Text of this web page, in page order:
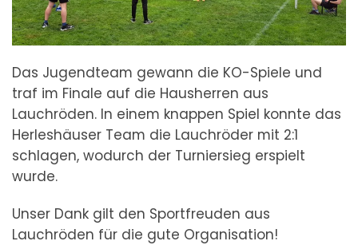
Das Jugendteam gewann die KO-Spiele und
traf im Finale auf die Hausherren aus
Lauchröden. In einem knappen Spiel konnte das
Herleshäuser Team die Lauchröder mit 2:1
schlagen, wodurch der Turniersieg erspielt
wurde.
Unser Dank gilt den Sportfreuden aus
Lauchröden für die gute Organisation!